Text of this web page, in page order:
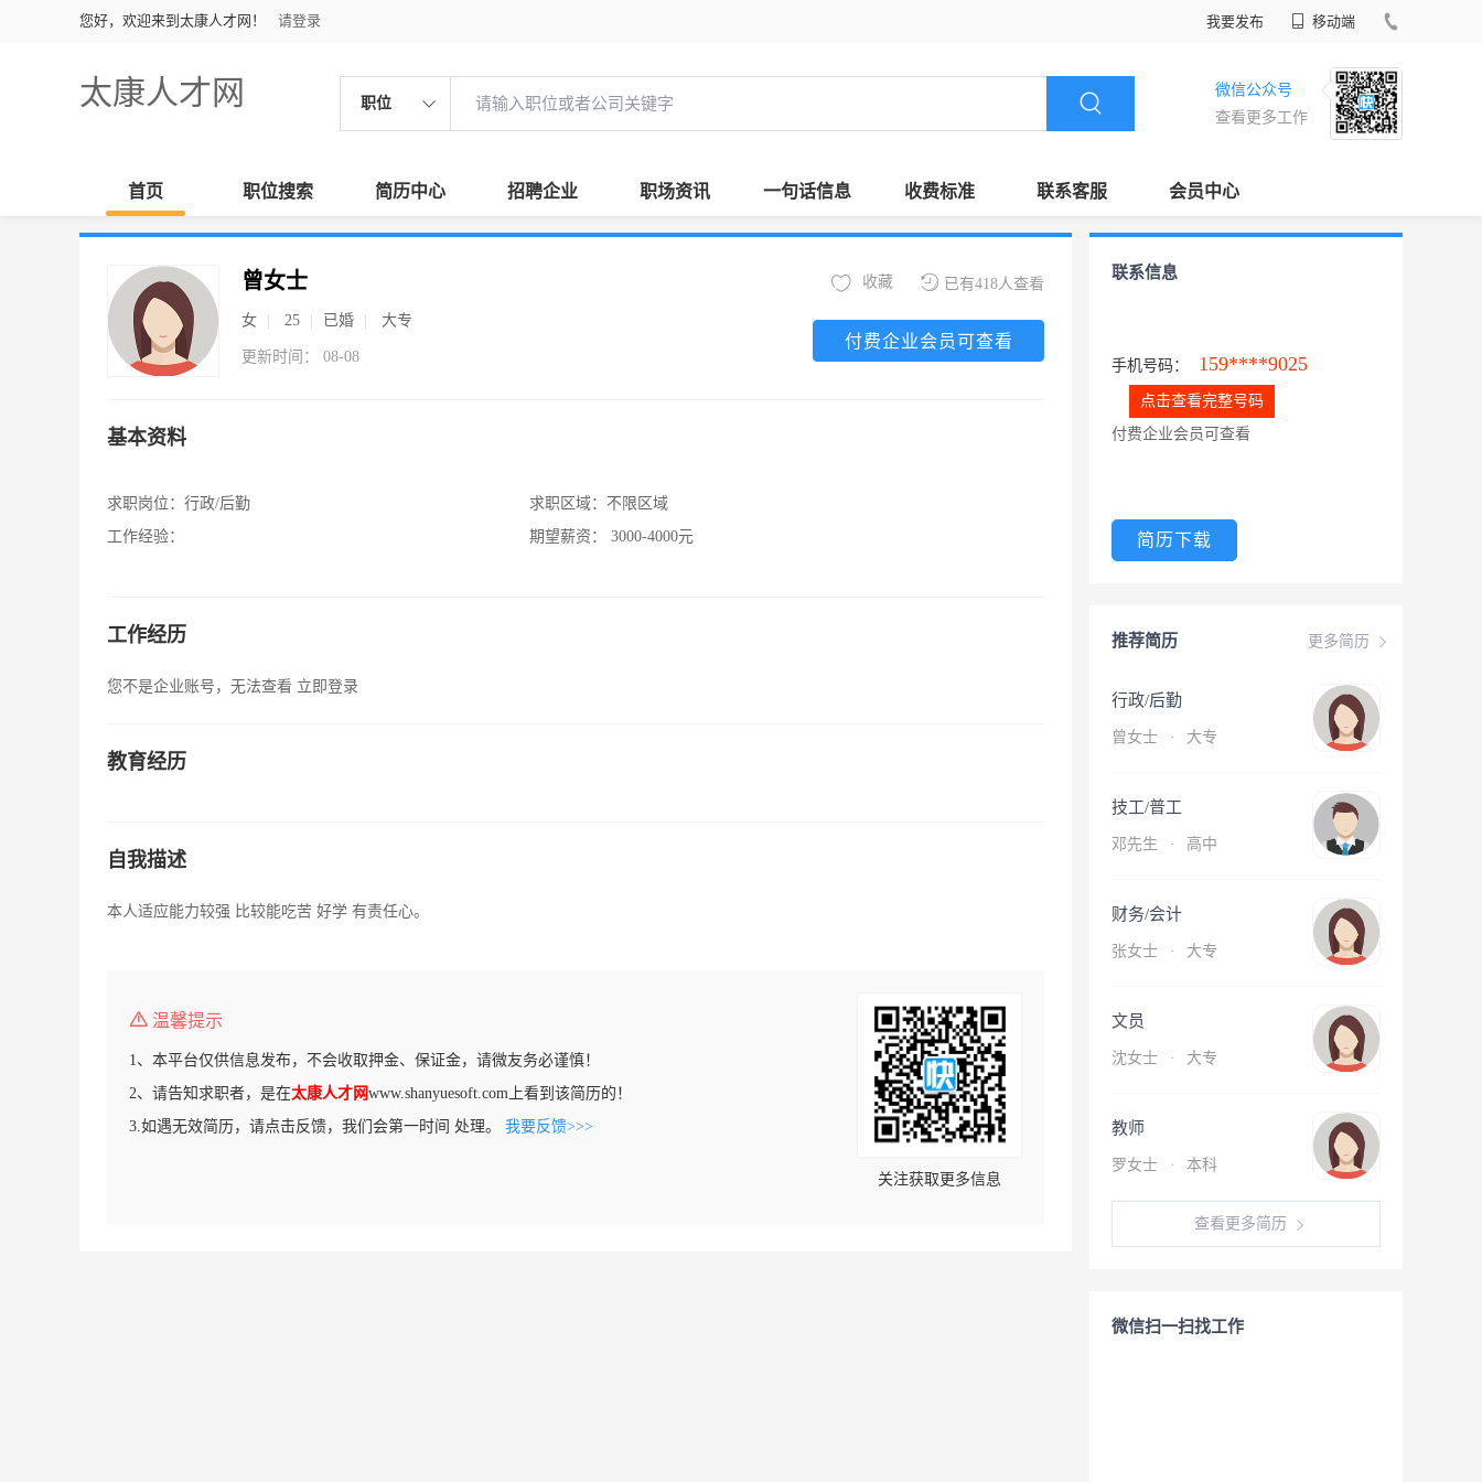
您好，欢迎来到太康人才网！ 请登录 我要发布 移动端
太康人才网 职位
微信公众号
查看更多工作
首页 职位搜索 简历中心 招聘企业 职场资讯 一句话信息 收费标准 联系客服 会员中心
曾女士
女 25 已婚 大专
更新时间： 08-08
已有418人查看
收藏
付费企业会员可查看
基本资料
求职岗位： 行政/后勤
工作经验：
求职区域： 不限区域
期望薪资：
3000-4000元
工作经历
您不是企业账号，无法查看 立即登录
教育经历
自我描述
本人适应能力较强 比较能吃苦 好学 有责任心。
温馨提示
1、本平台仅供信息发布，不会收取押金、保证金，请微友务必谨慎！
2、请告知求职者，是在太康人才网www.shanyuesoft.com上看到该简历的！
3.如遇无效简历，请点击反馈，我们会第一时间 处理。 我要反馈>>>
关注获取更多信息
联系信息
手机号码： 159****9025
点击查看完整号码
付费企业会员可查看
简历下载
更多简历
推荐简历
行政/后勤
曾女士 · 大专
技工/普工
邓先生 · 高中
财务/会计
张女士 · 大专
文员
沈女士 · 大专
教师
罗女士 · 本科
查看更多简历
微信扫一扫找工作